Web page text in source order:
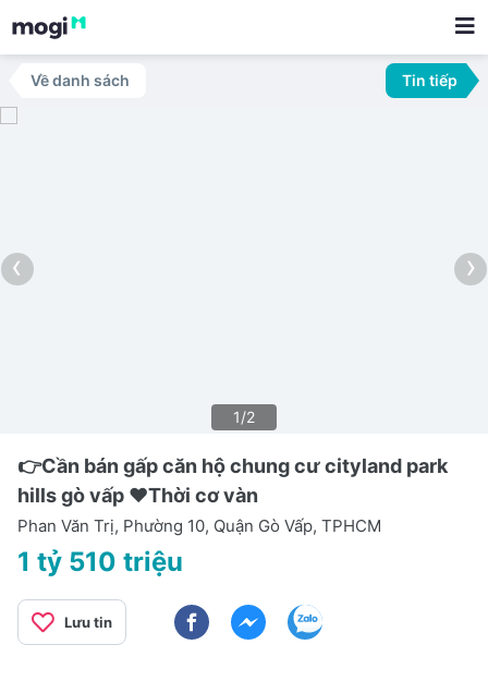
Về danh sách Tin tiếp
‹ ›
1/2
👉Cần bán gấp căn hộ chung cư cityland park
hills gò vấp ❤️Thời cơ vàn
Phan Văn Trị, Phường 10, Quận Gò Vấp, TPHCM
1 tỷ 510 triệu
Lưu tin